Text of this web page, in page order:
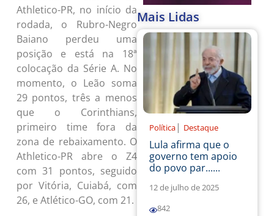
Athletico-PR, no início da
rodada, o Rubro-Negro
Baiano perdeu uma
posição e está na 18ª
colocação da Série A. No
momento, o Leão soma
29 pontos, três a menos
que o Corinthians,
primeiro time fora da
zona de rebaixamento. O
Athletico-PR abre o Z4
com 31 pontos, seguido
por Vitória, Cuiabá, com
26, e Atlético-GO, com 21.
Mais Lidas
Política | Destaque
Lula afirma que o
governo tem apoio
do povo par......
12 de julho de 2025
842